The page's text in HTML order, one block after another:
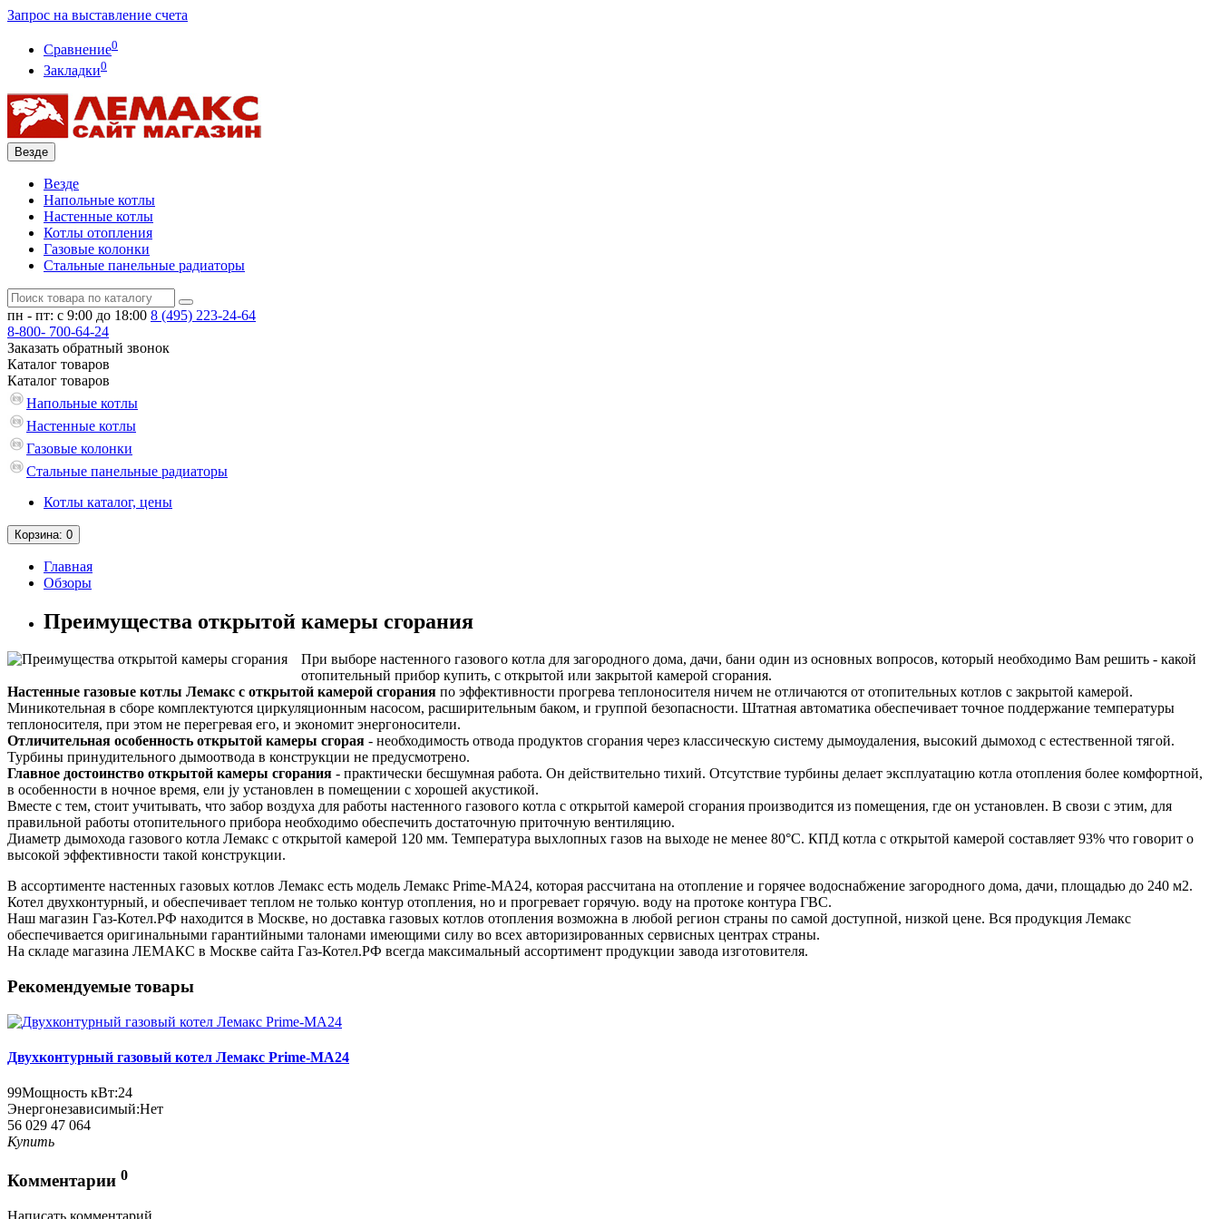
Запрос на выставление счета
Сравнение0
Закладки0
Везде
Везде
Напольные котлы
Настенные котлы
Котлы отопления
Газовые колонки
Стальные панельные радиаторы
пн - пт: с 9:00 до 18:00 8 (495) 223-24-64
8-800- 700-64-24
Заказать обратный звонок
Каталог товаров
Каталог товаров
Напольные котлы
Настенные котлы
Газовые колонки
Стальные панельные радиаторы
Котлы каталог, цены
Корзина: 0
Главная
Обзоры
Преимущества открытой камеры сгорания
При выборе настенного газового котла для загородного дома, дачи, бани один из основных вопросов, который необходимо Вам решить - какой
отопительный прибор купить, с открытой или закрытой камерой сгорания.
Настенные газовые котлы Лемакс с открытой камерой сгорания по эффективности прогрева теплоносителя ничем не отличаются от отопительных котлов с закрытой камерой.
Миникотельная в сборе комплектуются циркуляционным насосом, расширительным баком, и группой безопасности. Штатная автоматика обеспечивает точное поддержание температуры
теплоносителя, при этом не перегревая его, и экономит энергоносители.
Отличительная особенность открытой камеры сгорая - необходимость отвода продуктов сгорания через классическую систему дымоудаления, высокий дымоход с естественной тягой.
Турбины принудительного дымоотвода в конструкции не предусмотрено.
Главное достоинство открытой камеры сгорания - практически бесшумная работа. Он действительно тихий. Отсутствие турбины делает эксплуатацию котла отопления более комфортной,
в особенности в ночное время, ели jy установлен в помещении с хорошей акустикой.
Вместе с тем, стоит учитывать, что забор воздуха для работы настенного газового котла с открытой камерой сгорания производится из помещения, где он установлен. В свози с этим, для
правильной работы отопительного прибора необходимо обеспечить достаточную приточную вентиляцию.
Диаметр дымохода газового котла Лемакс с открытой камерой 120 мм. Температура выхлопных газов на выходе не менее 80°С. КПД котла с открытой камерой составляет 93% что говорит о
высокой эффективности такой конструкции.
В ассортименте настенных газовых котлов Лемакс есть модель Лемакс Prime-MA24, которая рассчитана на отопление и горячее водоснабжение загородного дома, дачи, площадью до 240 м2.
Котел двухконтурный, и обеспечивает теплом не только контур отопления, но и прогревает горячую. воду на протоке контура ГВС.
Наш магазин Газ-Котел.РФ находится в Москве, но доставка газовых котлов отопления возможна в любой регион страны по самой доступной, низкой цене. Вся продукция Лемакс
обеспечивается оригинальными гарантийными талонами имеющими силу во всех авторизированных сервисных центрах страны.
На складе магазина ЛЕМАКС в Москве сайта Газ-Котел.РФ всегда максимальный ассортимент продукции завода изготовителя.
Рекомендуемые товары
Двухконтурный газовый котел Лемакс Prime-MA24
99Мощность кВт:24
Энергонезависимый:Нет
56 029 47 064
Купить
Комментарии 0